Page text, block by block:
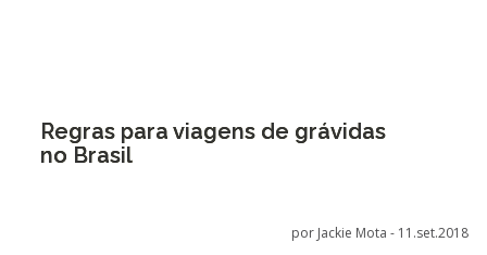
Regras para viagens de grávidas
no Brasil
por Jackie Mota - 11.set.2018